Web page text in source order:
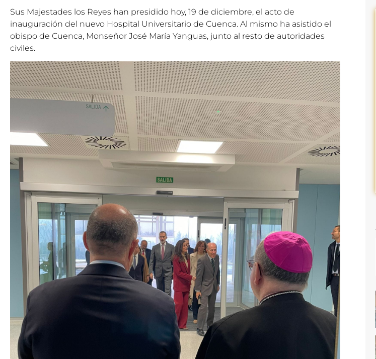
Sus Majestades los Reyes han presidido hoy, 19 de diciembre, el acto de
inauguración del nuevo Hospital Universitario de Cuenca. Al mismo ha asistido el
obispo de Cuenca, Monseñor José María Yanguas, junto al resto de autoridades
civiles.